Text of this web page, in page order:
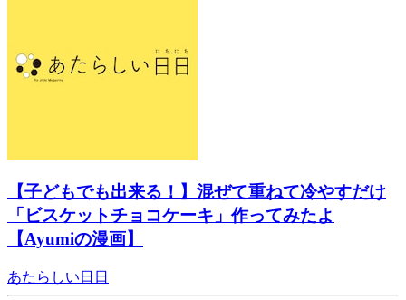
【子どもでも出来る！】混ぜて重ねて冷やすだけ
「ビスケットチョコケーキ」作ってみたよ
【Ayumiの漫画】
あたらしい日日